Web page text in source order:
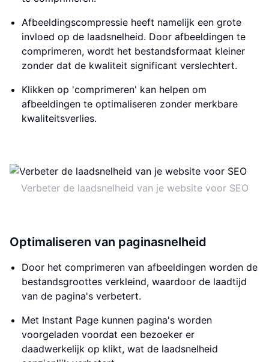
Afbeeldingscompressie heeft namelijk een grote
invloed op de laadsnelheid. Door afbeeldingen te
comprimeren, wordt het bestandsformaat kleiner
zonder dat de kwaliteit significant verslechtert.
Klikken op 'comprimeren' kan helpen om
afbeeldingen te optimaliseren zonder merkbare
kwaliteitsverlies.
Verbeter de laadsnelheid van je website voor SEO
Optimaliseren van paginasnelheid
Door het comprimeren van afbeeldingen worden de
bestandsgroottes verkleind, waardoor de laadtijd
van de pagina's verbetert.
Met Instant Page kunnen pagina's worden
voorgeladen voordat een bezoeker er
daadwerkelijk op klikt, wat de laadsnelheid